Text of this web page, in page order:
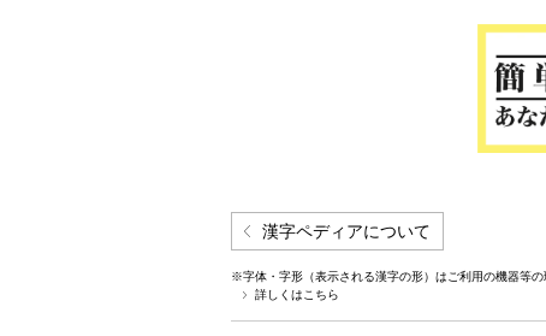
漢字ペディアについて
※字体・字形（表示される漢字の形）はご利用の機器等の
詳しくはこちら